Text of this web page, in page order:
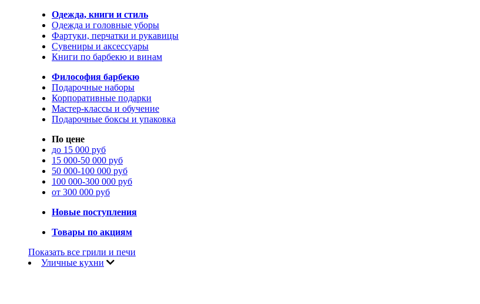
Одежда, книги и стиль
Одежда и головные уборы
Фартуки, перчатки и рукавицы
Сувениры и аксессуары
Книги по барбекю и винам
Философия барбекю
Подарочные наборы
Корпоративные подарки
Мастер-классы и обучение
Подарочные боксы и упаковка
По цене
до 15 000 руб
15 000-50 000 руб
50 000-100 000 руб
100 000-300 000 руб
от 300 000 руб
Новые поступления
Товары по акциям
Показать все грили и печи
Уличные кухни